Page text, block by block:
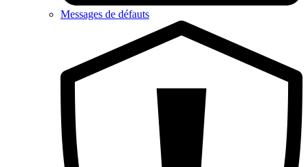
Messages de défauts